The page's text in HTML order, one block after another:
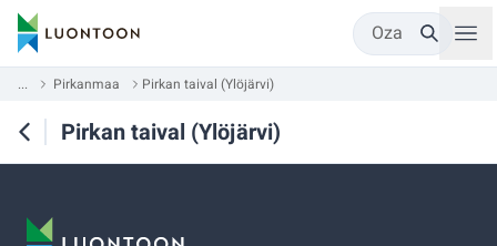
Oza
... Pirkanmaa Pirkan taival (Ylöjärvi)
Pirkan taival (Ylöjärvi)